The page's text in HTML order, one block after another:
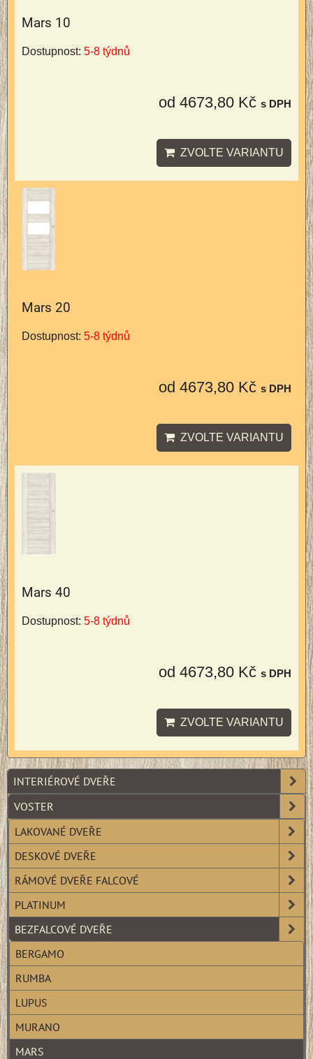
Mars 10
Dostupnost: 5-8 týdnů
od 4673,80 Kč s DPH
ZVOLTE VARIANTU
Mars 20
Dostupnost: 5-8 týdnů
od 4673,80 Kč s DPH
ZVOLTE VARIANTU
Mars 40
Dostupnost: 5-8 týdnů
od 4673,80 Kč s DPH
ZVOLTE VARIANTU
INTERIÉROVÉ DVEŘE
VOSTER
LAKOVANÉ DVEŘE
DESKOVÉ DVEŘE
RÁMOVÉ DVEŘE FALCOVÉ
PLATINUM
BEZFALCOVÉ DVEŘE
BERGAMO
RUMBA
LUPUS
MURANO
MARS